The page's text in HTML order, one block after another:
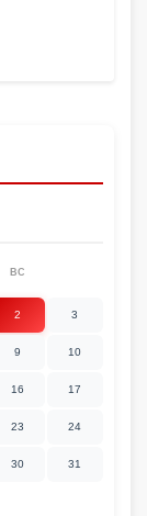
ВС
2 3
9 10
16 17
23 24
30 31